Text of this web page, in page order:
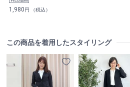
1,980円 （税込）
この商品を着用したスタイリング